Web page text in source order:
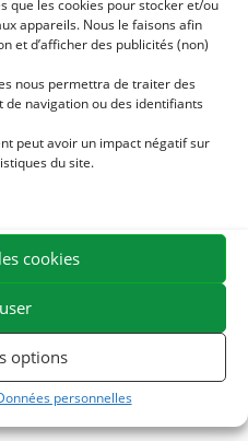
que les cookies pour stocker et/ou
appareils. Nous le faisons afin
et d’afficher des publicités (non)
nous permettra de traiter des
navigation ou des identifiants
peut avoir un impact négatif sur
du site.
cookies
options
personnelles
RAIDEURS ET SENSIBILITÉ
RESPIRATOIRE CHEVAL -
BESOIN D'AIDE ?
?